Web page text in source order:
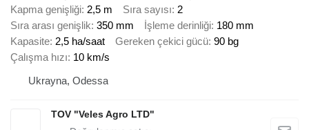
Kapma genişliği 2,5 m Sıra sayısı 2
Sıra arası genişlik 350 mm İşleme derinliği 180 mm
Kapasite 2,5 ha/saat Gereken çekici gücü 90 bg
Çalışma hızı 10 km/s
Ukrayna, Odessa
TOV "Veles Agro LTD"